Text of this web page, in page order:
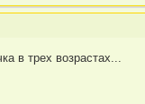
в трех возрастах...